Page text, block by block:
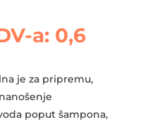
a: 0,6
je za pripremu,
poput šampona,